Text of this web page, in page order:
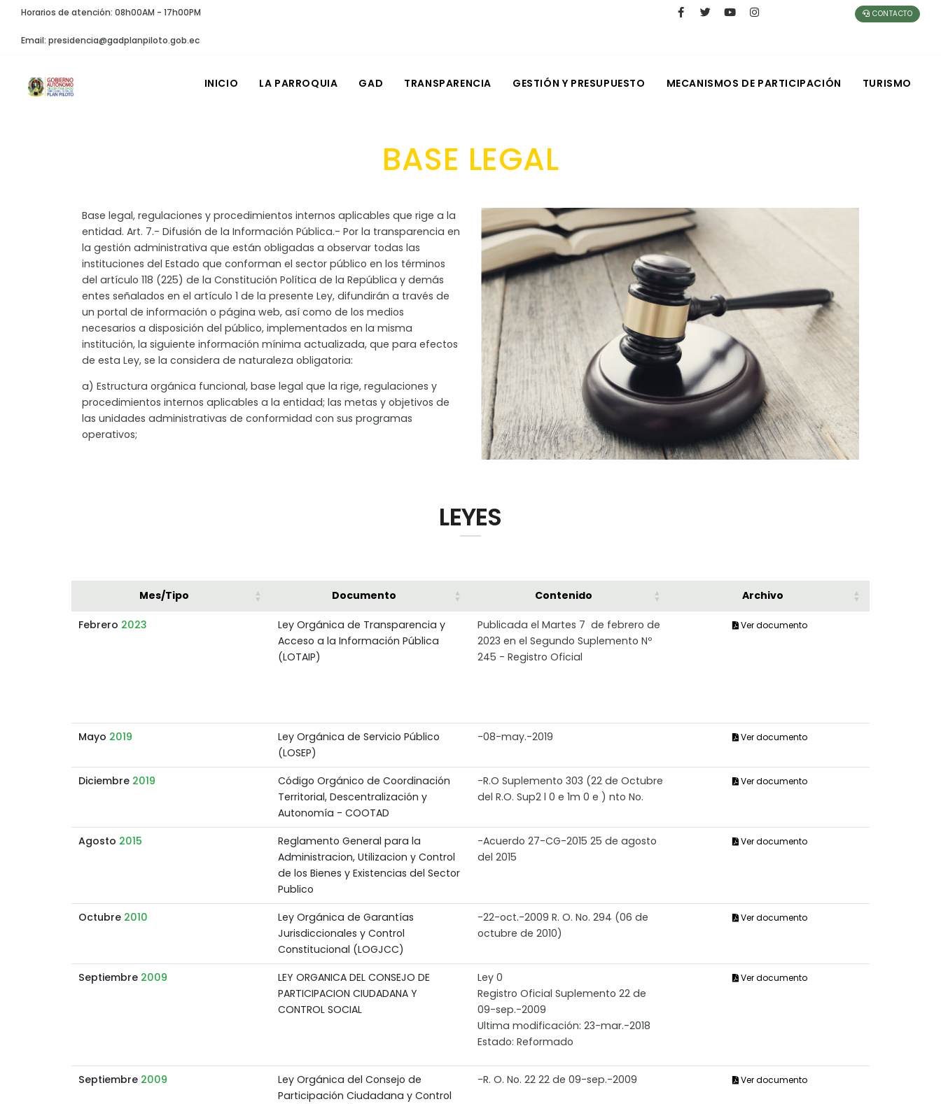
Horarios de atención: 08h00AM - 17h00PM
Email: presidencia@gadplanpiloto.gob.ec
CONTACTO
INICIO LA PARROQUIA GAD TRANSPARENCIA GESTIÓN Y PRESUPUESTO MECANISMOS DE PARTICIPACIÓN TURISMO
BASE LEGAL
Base legal, regulaciones y procedimientos internos aplicables que rige a la
entidad. Art. 7.- Difusión de la Información Pública.- Por la transparencia en
la gestión administrativa que están obligadas a observar todas las
instituciones del Estado que conforman el sector público en los términos
del artículo 118 (225) de la Constitución Política de la República y demás
entes señalados en el artículo 1 de la presente Ley, difundirán a través de
un portal de información o página web, así como de los medios
necesarios a disposición del público, implementados en la misma
institución, la siguiente información mínima actualizada, que para efectos
de esta Ley, se la considera de naturaleza obligatoria:
a) Estructura orgánica funcional, base legal que la rige, regulaciones y
procedimientos internos aplicables a la entidad; las metas y objetivos de
las unidades administrativas de conformidad con sus programas
operativos;
LEYES
Mes/Tipo Documento Contenido Archivo
Febrero 2023
Ley Orgánica de Transparencia y
Acceso a la Información Pública
(LOTAIP)
Publicada el Martes 7 de febrero de
2023 en el Segundo Suplemento Nº
245 - Registro Oficial
Ver documento
Mayo 2019
Ley Orgánica de Servicio Público
(LOSEP)
-08-may.-2019 Ver documento
Diciembre 2019
Código Orgánico de Coordinación
Territorial, Descentralización y
Autonomía - COOTAD
-R.O Suplemento 303 (22 de Octubre
del R.O. Sup2 l 0 e 1m 0 e ) nto No.
Ver documento
Agosto 2015
Reglamento General para la
Administracion, Utilizacion y Control
de los Bienes y Existencias del Sector
Publico
-Acuerdo 27-CG-2015 25 de agosto
del 2015
Ver documento
Octubre 2010
Ley Orgánica de Garantías
Jurisdiccionales y Control
Constitucional (LOGJCC)
-22-oct.-2009 R. O. No. 294 (06 de
octubre de 2010)
Ver documento
Septiembre 2009
LEY ORGANICA DEL CONSEJO DE
PARTICIPACION CIUDADANA Y
CONTROL SOCIAL
Ley 0
Registro Oficial Suplemento 22 de
09-sep.-2009
Ultima modificación: 23-mar.-2018
Estado: Reformado
Ver documento
Septiembre 2009
Ley Orgánica del Consejo de
Participación Ciudadana y Control
-R. O. No. 22 22 de 09-sep.-2009 Ver documento